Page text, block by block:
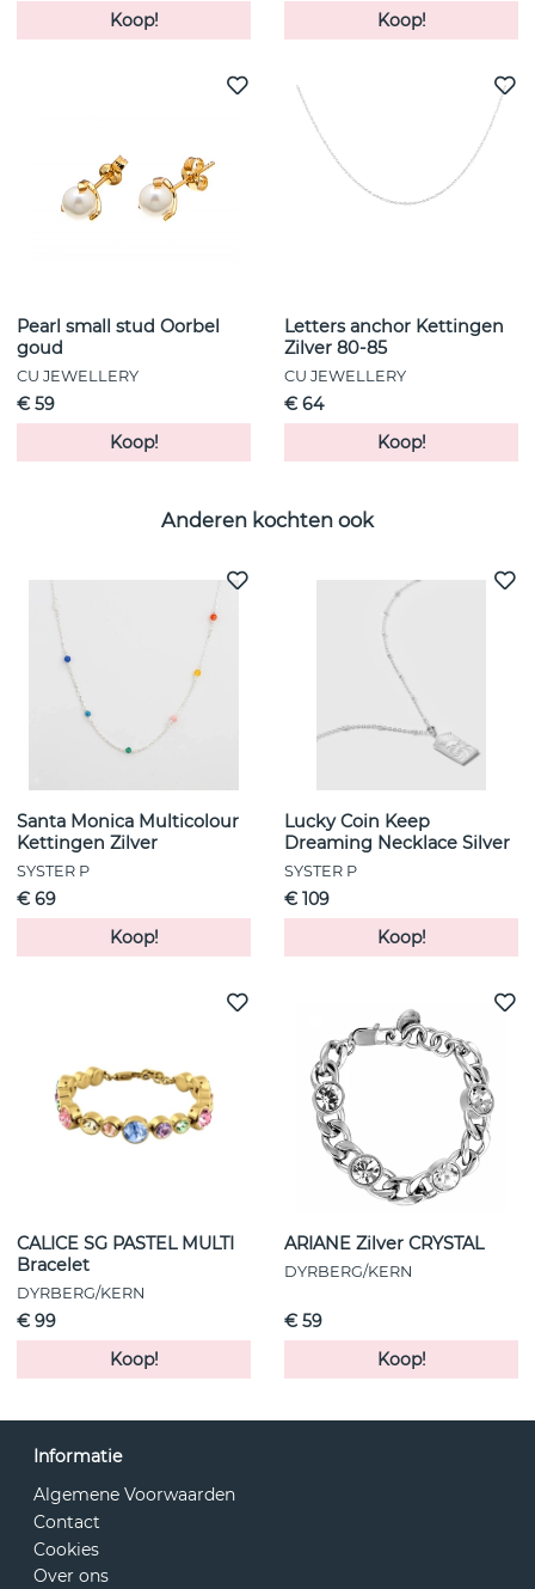
Koop!
Koop!
Pearl small stud Oorbel
goud
CU JEWELLERY
€ 59
Koop!
Letters anchor Kettingen
Zilver 80-85
CU JEWELLERY
€ 64
Koop!
Anderen kochten ook
Santa Monica Multicolour
Kettingen Zilver
SYSTER P
€ 69
Koop!
Lucky Coin Keep
Dreaming Necklace Silver
SYSTER P
€ 109
Koop!
CALICE SG PASTEL MULTI
Bracelet
DYRBERG/KERN
€ 99
Koop!
ARIANE Zilver CRYSTAL
DYRBERG/KERN
€ 59
Koop!
Informatie
Algemene Voorwaarden
Contact
Cookies
Over ons